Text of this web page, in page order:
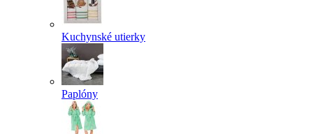
Kuchynské utierky
Paplóny